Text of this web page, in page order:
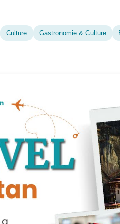
Culture Gastronomie & Culture